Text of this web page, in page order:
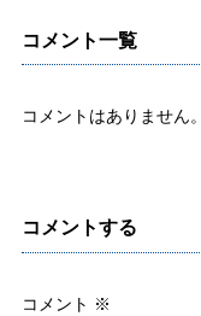
コメント一覧
コメントはありません。
コメントする
コメント ※